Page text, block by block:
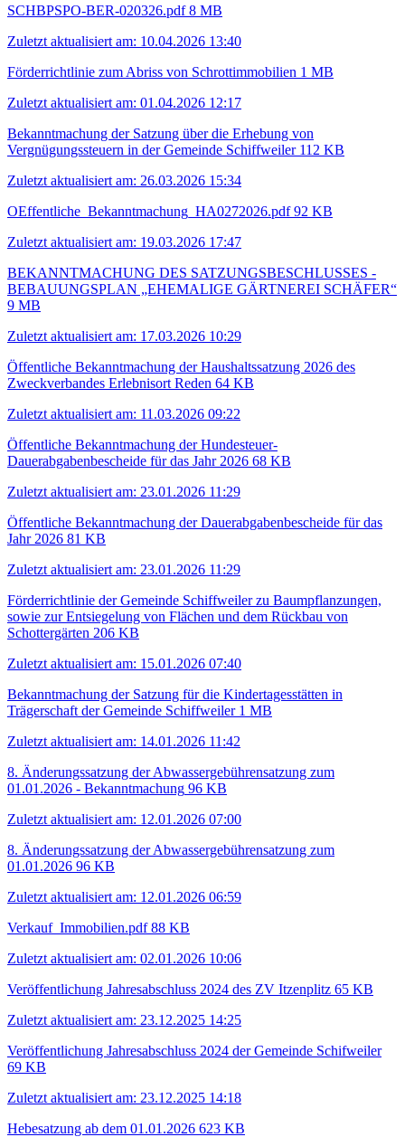
SCHBPSPO-BER-020326.pdf8 MB
Zuletzt aktualisiert am: 10.04.2026 13:40
Förderrichtlinie zum Abriss von Schrottimmobilien 1 MB
Zuletzt aktualisiert am: 01.04.2026 12:17
Bekanntmachung der Satzung über die Erhebung von
Vergnügungssteuern in der Gemeinde Schiffweiler112 KB
Zuletzt aktualisiert am: 26.03.2026 15:34
OEffentliche_Bekanntmachung_HA0272026.pdf92 KB
Zuletzt aktualisiert am: 19.03.2026 17:47
BEKANNTMACHUNG DES SATZUNGSBESCHLUSSES -
BEBAUUNGSPLAN „EHEMALIGE GÄRTNEREI SCHÄFER“
9 MB
Zuletzt aktualisiert am: 17.03.2026 10:29
Öffentliche Bekanntmachung der Haushaltssatzung 2026 des
Zweckverbandes Erlebnisort Reden 64 KB
Zuletzt aktualisiert am: 11.03.2026 09:22
Öffentliche Bekanntmachung der Hundesteuer-
Dauerabgabenbescheide für das Jahr 2026 68 KB
Zuletzt aktualisiert am: 23.01.2026 11:29
Öffentliche Bekanntmachung der Dauerabgabenbescheide für das
Jahr 2026 81 KB
Zuletzt aktualisiert am: 23.01.2026 11:29
Förderrichtlinie der Gemeinde Schiffweiler zu Baumpflanzungen,
sowie zur Entsiegelung von Flächen und dem Rückbau von
Schottergärten 206 KB
Zuletzt aktualisiert am: 15.01.2026 07:40
Bekanntmachung der Satzung für die Kindertagesstätten in
Trägerschaft der Gemeinde Schiffweiler1 MB
Zuletzt aktualisiert am: 14.01.2026 11:42
8. Änderungssatzung der Abwassergebührensatzung zum
01.01.2026 - Bekanntmachung 96 KB
Zuletzt aktualisiert am: 12.01.2026 07:00
8. Änderungssatzung der Abwassergebührensatzung zum
01.01.2026 96 KB
Zuletzt aktualisiert am: 12.01.2026 06:59
Verkauf_Immobilien.pdf88 KB
Zuletzt aktualisiert am: 02.01.2026 10:06
Veröffentlichung Jahresabschluss 2024 des ZV Itzenplitz 65 KB
Zuletzt aktualisiert am: 23.12.2025 14:25
Veröffentlichung Jahresabschluss 2024 der Gemeinde Schifweiler
69 KB
Zuletzt aktualisiert am: 23.12.2025 14:18
Hebesatzung ab dem 01.01.2026 623 KB